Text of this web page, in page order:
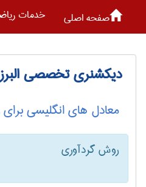
صفحه اصلی خدمات
دیکشنری تخصصی البرز
معادل های انگلیسی
روش گردآوری